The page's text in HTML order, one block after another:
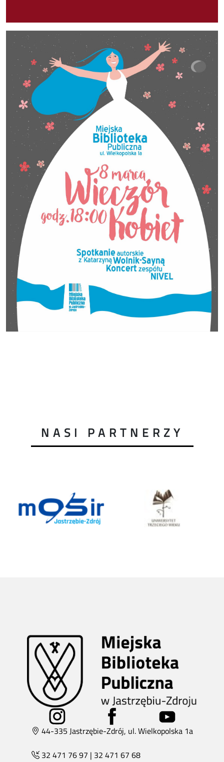
NASI PARTNERZY
44-335 Jastrzębie-Zdrój, ul. Wielkopolska 1a
32 471 76 97 | 32 471 67 68